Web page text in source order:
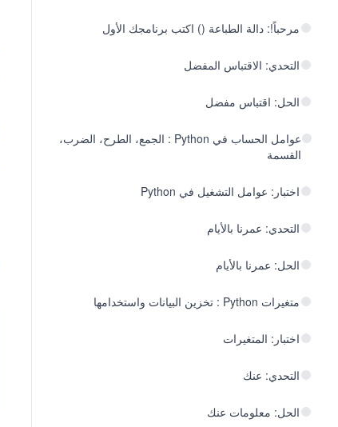
مرحباً!: دالة الطباعة () اكتب برنامجك الأول
التحدي: الاقتباس المفضل
الحل: اقتباس مفضل
عوامل الحساب في Python : الجمع، الطرح، الضرب،
القسمة
اختبار: عوامل التشغيل في Python
التحدي: عمرنا بالأيام
الحل: عمرنا بالأيام
متغيرات Python : تخزين البيانات واستخدامها
اختبار: المتغيرات
التحدي: عنك
الحل: معلومات عنك